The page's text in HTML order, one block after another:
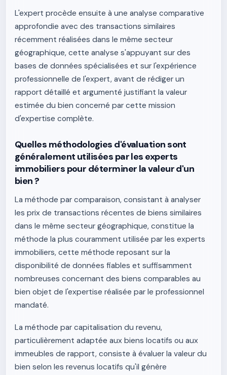
L'expert procède ensuite à une analyse comparative
approfondie avec des transactions similaires
récemment réalisées dans le même secteur
géographique, cette analyse s'appuyant sur des
bases de données spécialisées et sur l'expérience
professionnelle de l'expert, avant de rédiger un
rapport détaillé et argumenté justifiant la valeur
estimée du bien concerné par cette mission
d'expertise complète.
Quelles méthodologies d'évaluation sont
généralement utilisées par les experts
immobiliers pour déterminer la valeur d'un
bien ?
La méthode par comparaison, consistant à analyser
les prix de transactions récentes de biens similaires
dans le même secteur géographique, constitue la
méthode la plus couramment utilisée par les experts
immobiliers, cette méthode reposant sur la
disponibilité de données fiables et suffisamment
nombreuses concernant des biens comparables au
bien objet de l'expertise réalisée par le professionnel
mandaté.
La méthode par capitalisation du revenu,
particulièrement adaptée aux biens locatifs ou aux
immeubles de rapport, consiste à évaluer la valeur du
bien selon les revenus locatifs qu'il génère